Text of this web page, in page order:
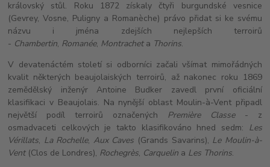
královský stůl. Roku 1872 získaly čtyři burgundské vesnice
(Gevrey, Vosne, Puligny a Romanèche) právo přidat si ke svému
názvu i jména zdejších nejlepších terroirů
- Chambertin, Romanée, Montracheta Thorins.
V devatenáctém století si odborníci začali všímat mimořádných
kvalit některých beaujolaiských terroirů, až nakonec roku 1869
zemědělský inženýr Antoine Budker zavedl první oficiální
klasifikaci v Beaujolais. Na nynější oblast Moulin-à-Vent připadl
největší podíl terroirů označených Première Classe- z
osmadvaceti celkových je takto klasifikováno hned sedm: Les
Vérillats, La Rochelle, Aux Caves (Grands Savarins), Le Moulin-à-
Vent(Clos de Londres), Rochegrès, Carquelin a Les Thorins.